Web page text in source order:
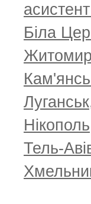
Біла
Житомир
Луганськ
Нікополь
Тель-